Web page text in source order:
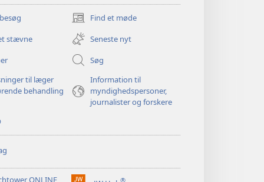
Find et møde
(åbner
nyt
vindue)
stævne
Seneste nyt
Søg
til læger
behandling
Information til
myndighedspersoner,
journalister og forskere
ONLINE ®